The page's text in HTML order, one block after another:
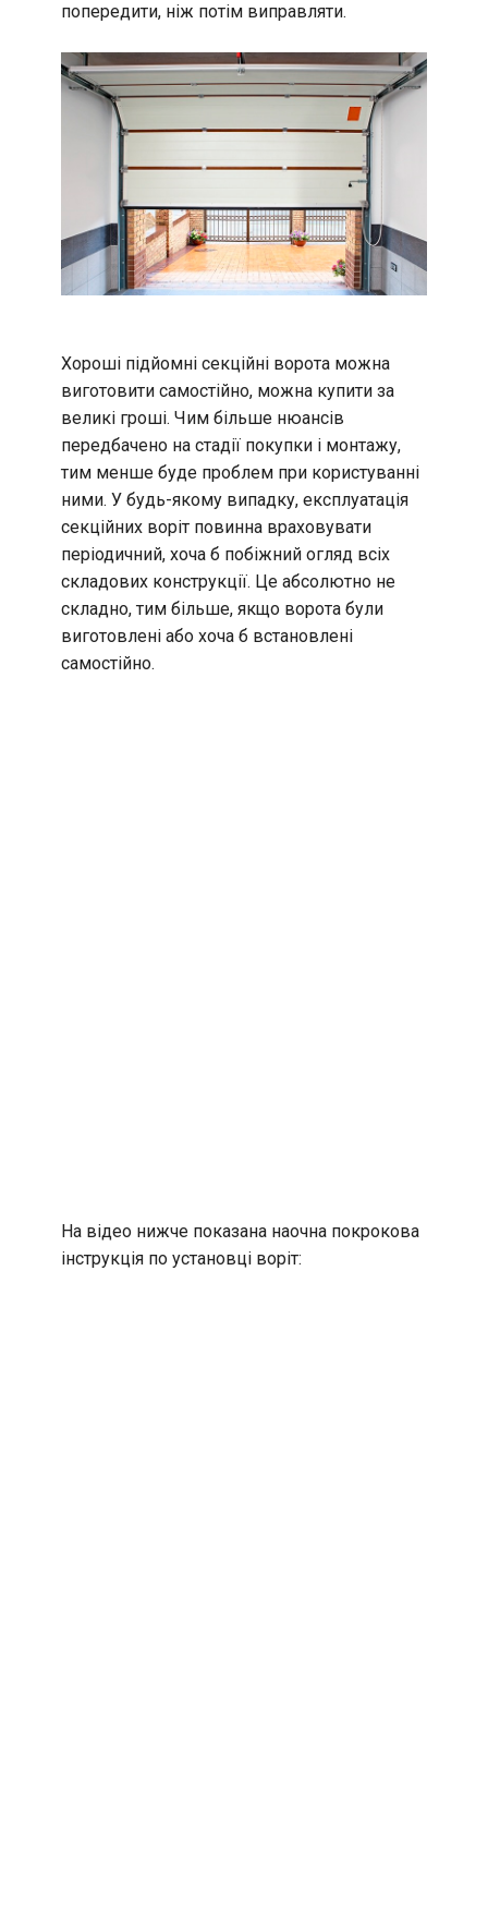
попередити, ніж потім виправляти.
Хороші підйомні секційні ворота можна
виготовити самостійно, можна купити за
великі гроші. Чим більше нюансів
передбачено на стадії покупки і монтажу,
тим менше буде проблем при користуванні
ними. У будь-якому випадку, експлуатація
секційних воріт повинна враховувати
періодичний, хоча б побіжний огляд всіх
складових конструкції. Це абсолютно не
складно, тим більше, якщо ворота були
виготовлені або хоча б встановлені
самостійно.
На відео нижче показана наочна покрокова
інструкція по установці воріт: